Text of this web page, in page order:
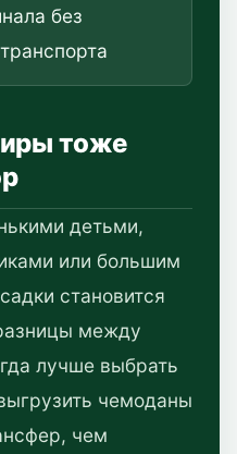
без
тоже
детьми,
или большим
становится
между
лучше выбрать
чемоданы
чем